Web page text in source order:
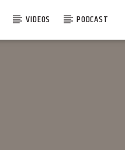
VIDEOS PODCAST